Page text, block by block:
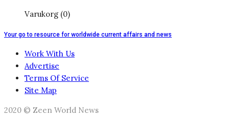
Varukorg (0)
Your go to resource for worldwide current affairs and news
Work With Us
Advertise
Terms Of Service
Site Map
2020 © Zeen World News